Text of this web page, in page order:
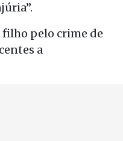
filho pelo crime de
a